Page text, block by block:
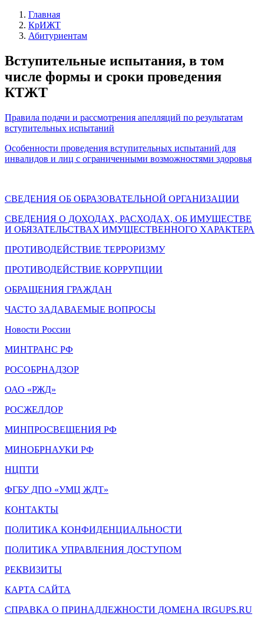
Главная
КрИЖТ
Абитуриентам
Вступительные испытания, в том
числе формы и сроки проведения
КТЖТ
Правила подачи и рассмотрения апелляций по результатам
вступительных испытаний
Особенности проведения вступительных испытаний для
инвалидов и лиц с ограниченными возможностями здоровья
СВЕДЕНИЯ ОБ ОБРАЗОВАТЕЛЬНОЙ ОРГАНИЗАЦИИ
СВЕДЕНИЯ О ДОХОДАХ, РАСХОДАХ, ОБ ИМУЩЕСТВЕ
И ОБЯЗАТЕЛЬСТВАХ ИМУЩЕСТВЕННОГО ХАРАКТЕРА
ПРОТИВОДЕЙСТВИЕ ТЕРРОРИЗМУ
ПРОТИВОДЕЙСТВИЕ КОРРУПЦИИ
ОБРАЩЕНИЯ ГРАЖДАН
ЧАСТО ЗАДАВАЕМЫЕ ВОПРОСЫ
Новости России
МИНТРАНС РФ
РОСОБРНАДЗОР
ОАО «РЖД»
РОСЖЕЛДОР
МИНПРОСВЕЩЕНИЯ РФ
МИНОБРНАУКИ РФ
НЦПТИ
ФГБУ ДПО «УМЦ ЖДТ»
КОНТАКТЫ
ПОЛИТИКА КОНФИДЕНЦИАЛЬНОСТИ
ПОЛИТИКА УПРАВЛЕНИЯ ДОСТУПОМ
РЕКВИЗИТЫ
КАРТА САЙТА
СПРАВКА О ПРИНАДЛЕЖНОСТИ ДОМЕНА IRGUPS.RU